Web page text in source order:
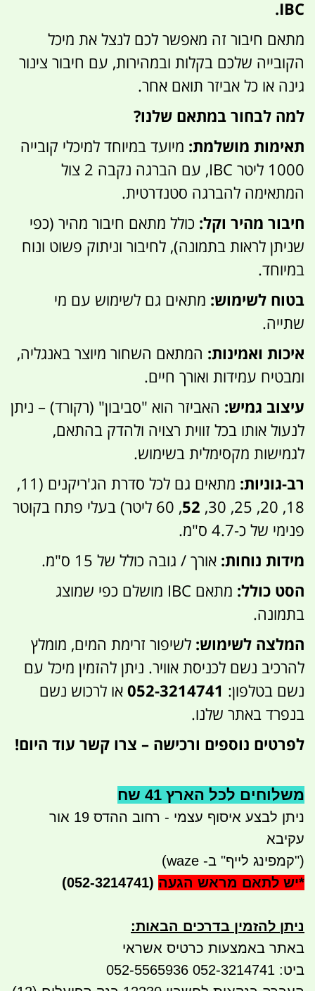
IBC.
מתאם חיבור זה מאפשר לכם לנצל את מיכל
הקובייה שלכם בקלות ובמהירות, עם חיבור צינור
גינה או כל אביזר תואם אחר.
למה לבחור במתאם שלנו?
תאימות מושלמת: מיועד במיוחד למיכלי קובייה
1000 ליטר IBC, עם הברגה נקבה 2 צול
המתאימה להברגה סטנדרטית.
חיבור מהיר וקל: כולל מתאם חיבור מהיר (כפי
שניתן לראות בתמונה), לחיבור וניתוק פשוט ונוח
במיוחד.
בטוח לשימוש: מתאים גם לשימוש עם מי
שתייה.
איכות ואמינות: המתאם השחור מיוצר באנגליה,
ומבטיח עמידות ואורך חיים.
עיצוב גמיש: האביזר הוא "סביבון" (רקורד) – ניתן
לנעול אותו בכל זווית רצויה ולהדק בהתאם,
לגמישות מקסימלית בשימוש.
רב-גוניות:
מתאים גם לכל סדרת הג'ריקנים (11,
18, 20, 25, 30,
52
, 60 ליטר) בעלי פתח בקוטר
פנימי של כ-4.7 ס"מ.
מידות נוחות: אורך / גובה כולל של 15 ס"מ.
הסט כולל:
מתאם IBC מושלם כפי שמוצג
בתמונה.
המלצה לשימוש: לשיפור זרימת המים, מומלץ
להרכיב נשם לכניסת אוויר. ניתן להזמין מיכל עם
נשם בטלפון: 052-3214741 או לרכוש נשם
בנפרד באתר שלנו.
לפרטים נוספים ורכישה – צרו קשר עוד היום!
משלוחים לכל הארץ 41 שח
ניתן לבצע איסוף עצמי - רחוב ההדס 19 אור
עקיבא
("קמפינג לייף" ב- waze)
*יש לתאם מראש הגעה (052-3214741)
ניתן להזמין בדרכים הבאות:
באתר באמצעות כרטיס אשראי
ביט: 052-3214741 052-5565936